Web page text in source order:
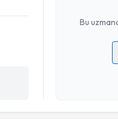
Bu
Kişisel